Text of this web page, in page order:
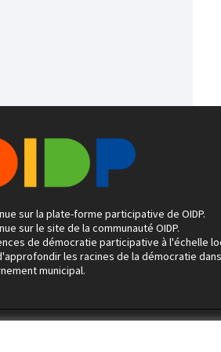
sur la plate-forme participative de OIDP.
sur le site de la communauté OIDP.
de démocratie participative à l'échelle
les racines de la démocratie
municipal.